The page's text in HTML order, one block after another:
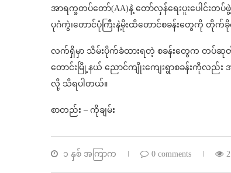
အာရက္ခတပ်တော်(AA)နဲ့ တော်လှန်ရေးပူးပေါင်း
ပုဂံကွဲ၊တောင်ပုံကြီးနဲ့မိုးထိတောင်စခန်းတွေကို တိုက်
လက်ရှိမှာ သိမ်းပိုက်ခံထားရတဲ့ စခန်းတွေက တပ်ဆုတ်လ
တောင်းမြို့နယ် ညောင်ကျိုးကျေးရွာစခန်းကိုလည်
လို့ သိရပါတယ်။
စာတည်း – ကိုချမ်း
၁ နှစ် အကြာက 0 comments